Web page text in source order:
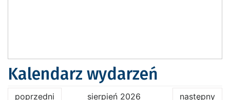
Kalendarz wydarzeń
poprzedni sierpień 2026 następny